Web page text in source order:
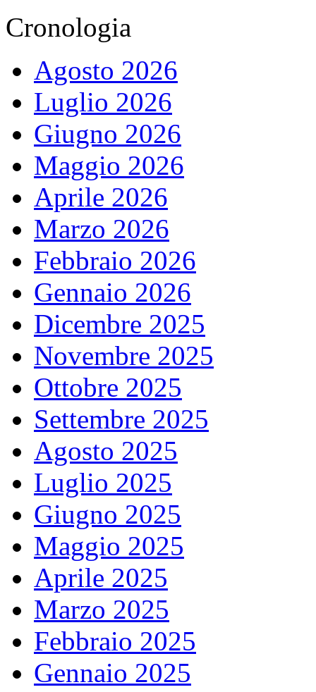
Cronologia
Agosto 2026
Luglio 2026
Giugno 2026
Maggio 2026
Aprile 2026
Marzo 2026
Febbraio 2026
Gennaio 2026
Dicembre 2025
Novembre 2025
Ottobre 2025
Settembre 2025
Agosto 2025
Luglio 2025
Giugno 2025
Maggio 2025
Aprile 2025
Marzo 2025
Febbraio 2025
Gennaio 2025